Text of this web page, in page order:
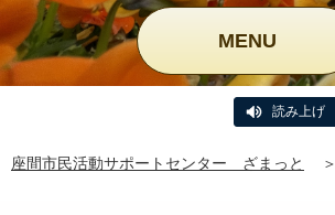
MENU
読み上げ
座間市民活動サポートセンター ざまっと ＞